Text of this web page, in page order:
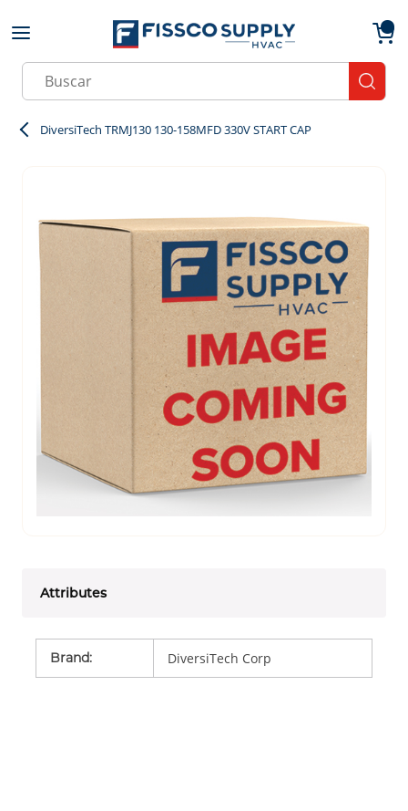
Skip to main content
Site Search
DiversiTech TRMJ130 130-158MFD 330V START CAP
Attributes
Brand: DiversiTech Corp